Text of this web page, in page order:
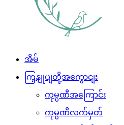
အိမ်
ကြှနျုပျတို့အကွောငျး
ကုမ္ပဏီအကြောင်း
ကုမ္ပဏီလက်မှတ်